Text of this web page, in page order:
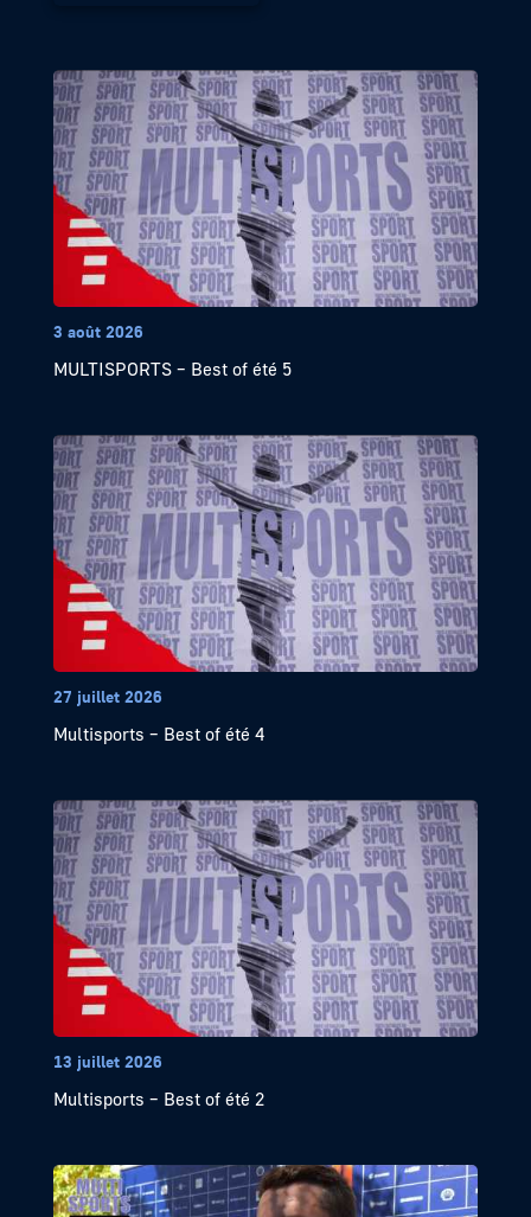
3 août 2026
MULTISPORTS – Best of été 5
27 juillet 2026
Multisports – Best of été 4
13 juillet 2026
Multisports – Best of été 2